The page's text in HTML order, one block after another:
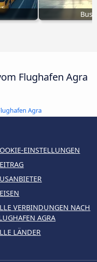
Bus
Flughafen Agra
Agra
EINSTELLUNGEN
VERBINDUNGEN NACH
AGRA
LÄNDER